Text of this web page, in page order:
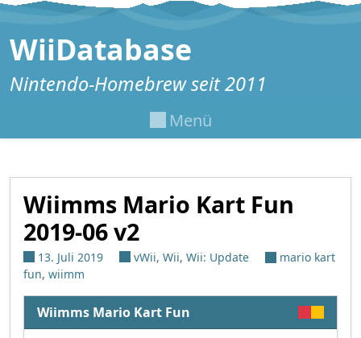
Zum Inhalt springen
WiiDatabase
Nintendo-Homebrew seit 2011
Menü
Wiimms Mario Kart Fun
2019-06 v2
13. Juli 2019 vWii, Wii, Wii: Update
mario kart
fun, wiimm
Wiimms Mario Kart Fun